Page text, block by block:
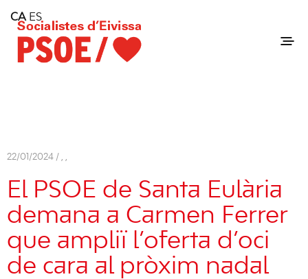
Consell Insular d'Eivissa
Services
Contact
22/01/2024 / , ,
El PSOE de Santa Eulària
demana a Carmen Ferrer
que ampliï l’oferta d’oci
de cara al pròxim nadal
CA ES